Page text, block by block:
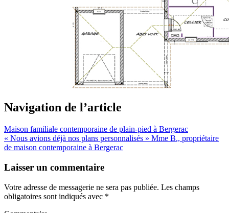
Navigation de l’article
Maison familiale contemporaine de plain-pied à Bergerac
« Nous avions déjà nos plans personnalisés » Mme B., propriétaire
de maison contemporaine à Bergerac
Laisser un commentaire
Votre adresse de messagerie ne sera pas publiée. Les champs
obligatoires sont indiqués avec *